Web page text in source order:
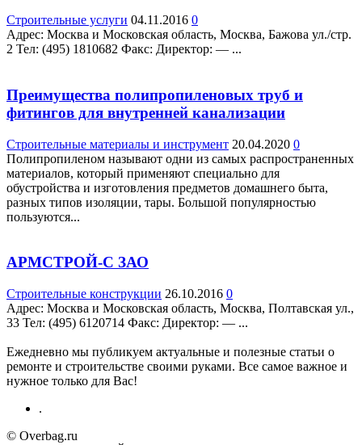
Строительные услуги 04.11.2016 0
Адрес: Москва и Московская область, Москва, Бажова ул./стр.
2 Teл: (495) 1810682 Факс: Директор: — ...
Преимущества полипропиленовых труб и
фитингов для внутренней канализации
Строительные материалы и инструмент 20.04.2020 0
Полипропиленом называют одни из самых распространенных
материалов, который применяют специально для
обустройства и изготовления предметов домашнего быта,
разных типов изоляции, тары. Большой популярностью
пользуются...
АРМСТРОЙ-С ЗАО
Строительные конструкции 26.10.2016 0
Адрес: Москва и Московская область, Москва, Полтавская ул.,
33 Teл: (495) 6120714 Факс: Директор: — ...
Ежедневно мы публикуем актуальные и полезные статьи о
ремонте и строительстве своими руками. Все самое важное и
нужное только для Вас!
.
© Overbag.ru